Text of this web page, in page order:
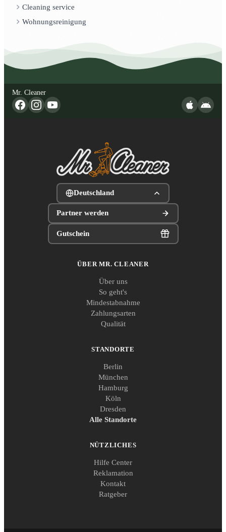
Cleaning service
Wohnungsreinigung
Mr. Cleaner
Deutschland
Partner werden
Gutschein
ÜBER MR. CLEANER
Über uns
So geht's
Mindestabnahme
Zahlungsarten
Qualität
STANDORTE
Berlin
München
Hamburg
Köln
Dresden
Alle Standorte
NÜTZLICHES
Hilfe Center
Reklamation
Kontakt
Ratgeber